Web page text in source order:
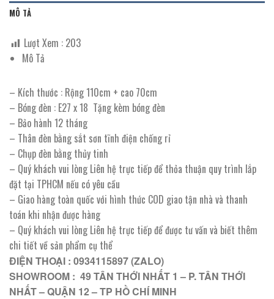
MÔ TẢ
Lượt Xem : 203
Mô Tả
– Kích thước : Rộng 110cm + cao 70cm
– Bóng đèn : E27 x 18 Tặng kèm bóng đèn
– Bảo hành 12 tháng
– Thân đèn bằng sắt sơn tĩnh điện chống rỉ
– Chụp đèn bằng thủy tinh
– Quý khách vui lòng Liên hệ trực tiếp để thỏa thuận quy trình lắp
đặt tại TPHCM nếu có yêu cầu
– Giao hàng toàn quốc với hình thức COD giao tận nhà và thanh
toán khi nhận được hàng
– Quý khách vui lòng Liên hệ trực tiếp để được tư vấn và biết thêm
chi tiết về sản phẩm cụ thể
ĐIỆN THOẠI : 0934115897 (ZALO)
SHOWROOM : 49 TÂN THỚI NHẤT 1 – P. TÂN THỚI
NHẤT – QUẬN 12 – TP HỒ CHÍ MINH